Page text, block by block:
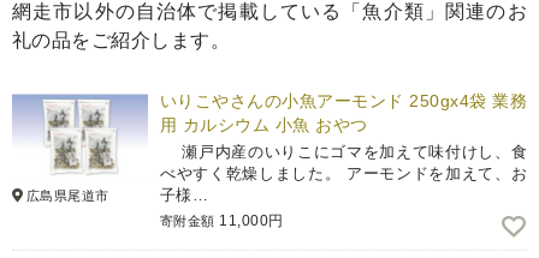
網走市以外の自治体で掲載している「魚介類」関連のお
礼の品をご紹介します。
広島県尾道市
いりこやさんの小魚アーモンド 250gx4袋 業務
用 カルシウム 小魚 おやつ
瀬戸内産のいりこにゴマを加えて味付けし、食
べやすく乾燥しました。 アーモンドを加えて、お
子様…
寄附金額 11,000円